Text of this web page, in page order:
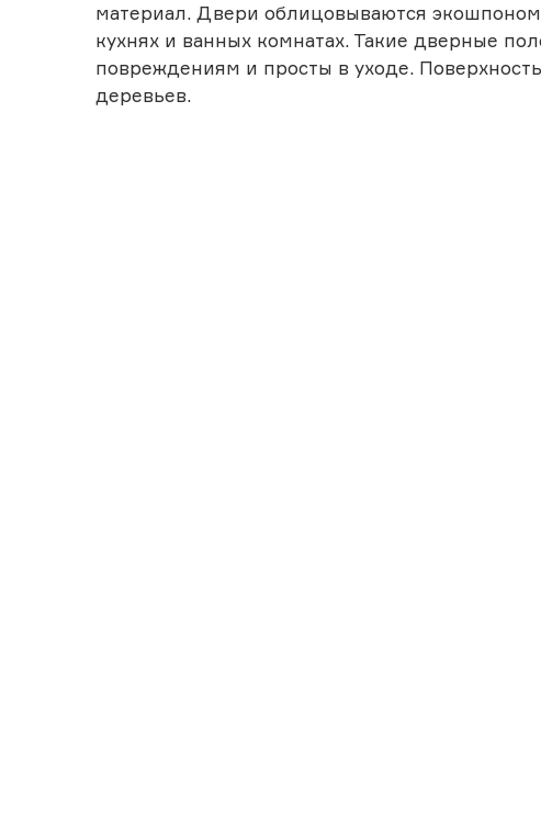
материал. Двери облицовываются
кухнях и ванных комнатах. Такие дверные
повреждениям и просты в уходе. Поверхность
деревьев.